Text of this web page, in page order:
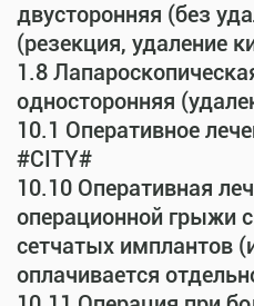
двусторонняя (без
(резекция, удаление
1.8
односторонняя
10.1 Оперативное
#CITY#
10.10 Оперативная
операционной грыжи
сетчатых имплантов
оплачивается